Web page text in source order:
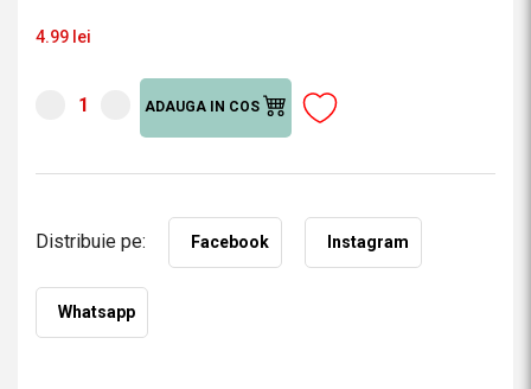
4.99 lei
ADAUGA IN COS
Distribuie pe: Facebook Instagram
Whatsapp